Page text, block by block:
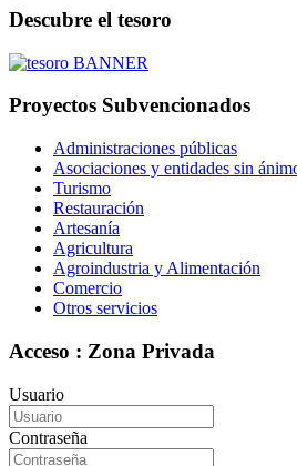
Descubre el tesoro
Proyectos Subvencionados
Administraciones públicas
Asociaciones y entidades sin
Turismo
Restauración
Artesanía
Agricultura
Agroindustria y Alimentación
Comercio
Otros servicios
Acceso : Zona Privada
Usuario
Contraseña